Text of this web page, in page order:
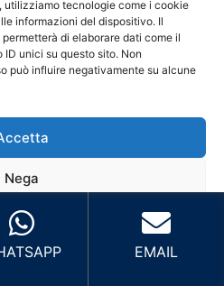
utilizziamo tecnologie come i cookie
informazioni del dispositivo. Il
di elaborare dati come il
unici su questo sito. Non
può influire negativamente su alcune
Nega
le preferenze
Privacy Policy
Storico, Prati,
San Giovanni e zone
Monte Mario e zone
Prenestina,
Cinecittà, Tor
Ostiense, Garbatella,EMAIL